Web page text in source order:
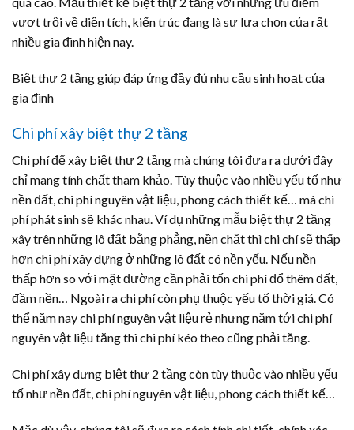
vượt trội về diện tích, kiến trúc đang là sự lựa chọn của rất
nhiều gia đình hiện nay.
Biệt thự 2 tầng giúp đáp ứng đầy đủ nhu cầu sinh hoạt của
gia đình
Chi phí xây biệt thự 2 tầng
Chi phí để xây biệt thự 2 tầng mà chúng tôi đưa ra dưới đây
chỉ mang tính chất tham khảo. Tùy thuộc vào nhiều yếu tố như
nền đất, chi phí nguyên vật liệu, phong cách thiết kế… mà chi
phí phát sinh sẽ khác nhau. Ví dụ những mẫu biệt thự 2 tầng
xây trên những lô đất bằng phẳng, nền chặt thì chi chí sẽ thấp
hơn chi phí xây dựng ở những lô đất có nền yếu. Nếu nền
thấp hơn so với mặt đường cần phải tốn chi phí đổ thêm đất,
đầm nền… Ngoài ra chi phí còn phụ thuộc yếu tố thời giá. Có
thể năm nay chi phí nguyên vật liệu rẻ nhưng năm tới chi phí
nguyên vật liệu tăng thì chi phí kéo theo cũng phải tăng.
Chi phí xây dựng biệt thự 2 tầng còn tùy thuộc vào nhiều yếu
tố như nền đất, chi phí nguyên vật liệu, phong cách thiết kế…